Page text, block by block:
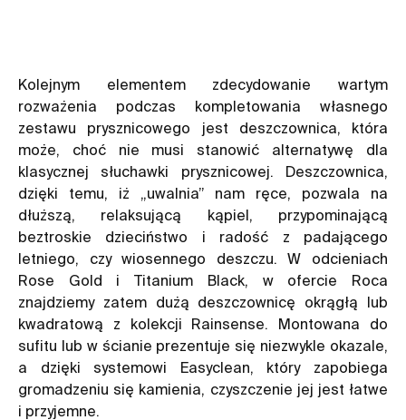
Kolejnym elementem zdecydowanie wartym
rozważenia podczas kompletowania własnego
zestawu prysznicowego jest deszczownica , która
może, choć nie musi stanowić alternatywę dla
klasycznej słuchawki prysznicowej. Deszczownica,
dzięki temu, iż „uwalnia” nam ręce, pozwala na
dłuższą, relaksującą kąpiel, przypominającą
beztroskie dzieciństwo i radość z padającego
letniego, czy wiosennego deszczu. W odcieniach
Rose Gold i Titanium Black, w ofercie Roca
znajdziemy zatem dużą deszczownicę okrągłą lub
kwadratową z kolekcji Rainsense. Montowana do
sufitu lub w ścianie prezentuje się niezwykle okazale,
a dzięki systemowi Easyclean, który zapobiega
gromadzeniu się kamienia, czyszczenie jej jest łatwe
i przyjemne.